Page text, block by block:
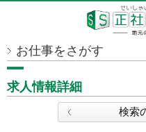
お仕事をさがす
求人情報詳細
検索